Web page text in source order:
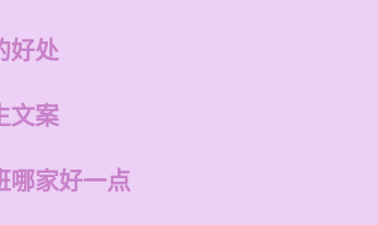
好处
文案
哪家好一点